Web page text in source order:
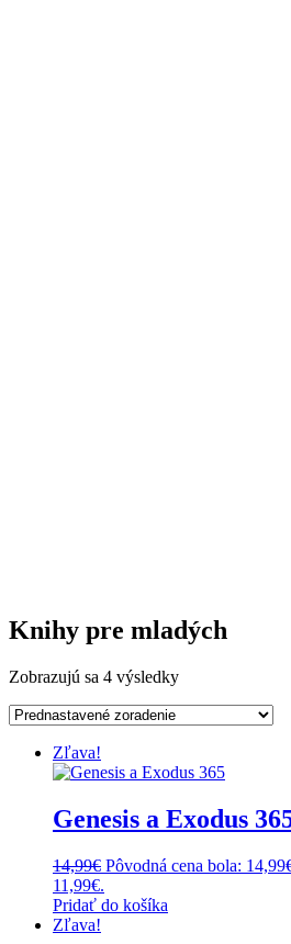
Knihy pre mladých
Zobrazujú sa 4 výsledky
Zľava!
Genesis a Exodus
14,99€ Pôvodná cena bola:
11,99€.
Pridať do košíka
Zľava!